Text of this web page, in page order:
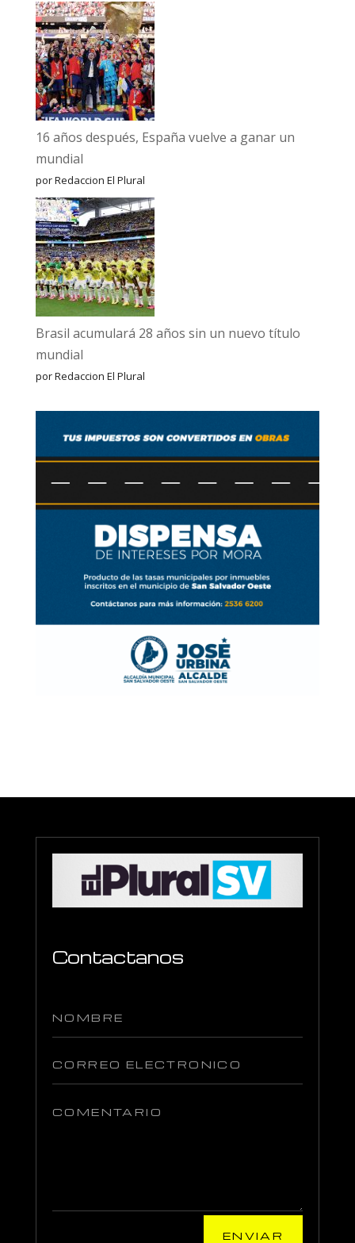
16 años después, España vuelve a ganar un
mundial
por Redaccion El Plural
Brasil acumulará 28 años sin un nuevo título
mundial
por Redaccion El Plural
Contactanos
ENVIAR